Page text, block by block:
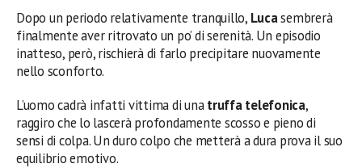
Dopo un periodo relativamente tranquillo, Lucasembrerà
finalmente aver ritrovato un po’ di serenità. Un episodio
inatteso, però, rischierà di farlo precipitare nuovamente
nello sconforto.
L’uomo cadrà infatti vittima di unatruffa telefonica,
raggiro che lo lascerà profondamente scosso e pieno di
sensi di colpa. Un duro colpo che metterà a dura prova il suo
equilibrio emotivo.